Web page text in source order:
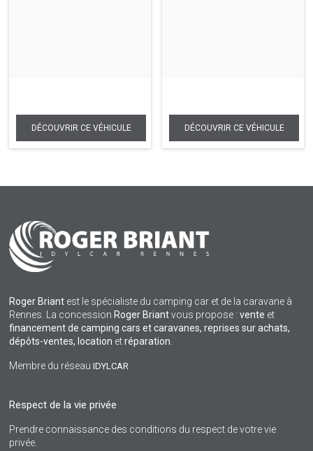
Roger Briant est le spécialiste du camping car et de la caravane à
Rennes. La concession Roger Briantvous propose : vente et
financement de camping cars et caravanes, reprises sur achats,
dépôts-ventes, location etréparation.
Membre du réseauIDYLCAR
Respect de la vie privée
Prendre connaissance des conditions du respect de votre vie
privée.